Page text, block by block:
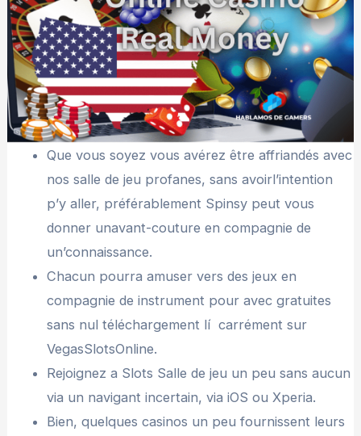
Que vous soyez vous avérez être affriandés avec
nos salle de jeu profanes, sans avoirl’intention
p’y aller, préférablement Spinsy peut vous
donner unavant-couture en compagnie de
un’connaissance.
Chacun pourra amuser vers des jeux en
compagnie de instrument pour avec gratuites
sans nul téléchargement lí carrément sur
VegasSlotsOnline.
Rejoignez a Slots Salle de jeu un peu sans aucun
via un navigant incertain, via iOS ou Xperia.
Bien, quelques casinos un peu fournissent leurs